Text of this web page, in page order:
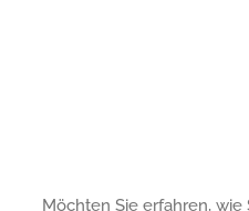
Möchten Sie erfahren, wie